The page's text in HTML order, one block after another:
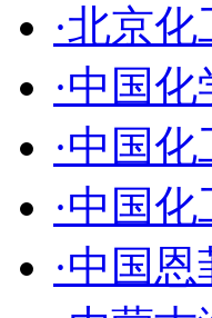
·北京
·中国
·中国
·中国
·中国